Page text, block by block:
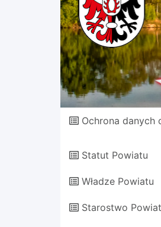
Ochrona danych
Statut Powiatu
Władze Powiatu
Starostwo